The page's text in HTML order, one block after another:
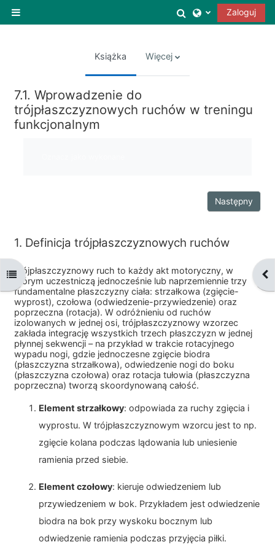
Panel boczny
Przełącznik
Zaloguj
Otwórz indeks kursu
Książka Więcej
7.1. Wprowadzenie do
trójpłaszczyznowych ruchów w treningu
funkcjonalnym
Następny
1. Definicja trójpłaszczyznowych ruchów
Trójpłaszczyznowy ruch to każdy akt motoryczny, w
którym uczestniczą jednocześnie lub naprzemiennie trzy
fundamentalne płaszczyzny ciała: strzałkowa (zgięcie-
wyprost), czołowa (odwiedzenie-przywiedzenie) oraz
poprzeczna (rotacja). W odróżnieniu od ruchów
izolowanych w jednej osi, trójpłaszczyznowy wzorzec
zakłada integrację wszystkich trzech płaszczyzn w jednej
płynnej sekwencji – na przykład w trakcie rotacyjnego
wypadu nogi, gdzie jednoczesne zgięcie biodra
(płaszczyzna strzałkowa), odwiedzenie nogi do boku
(płaszczyzna czołowa) oraz rotacja tułowia (płaszczyzna
poprzeczna) tworzą skoordynowaną całość.
Element strzałkowy: odpowiada za ruchy zgięcia i
wyprostu. W trójpłaszczyznowym wzorcu jest to np.
zgięcie kolana podczas lądowania lub uniesienie
ramienia przed siebie.
Element czołowy: kieruje odwiedzeniem lub
przywiedzeniem w bok. Przykładem jest odwiedzenie
biodra na bok przy wyskoku bocznym lub
odwiedzenie ramienia podczas przyjęcia piłki.